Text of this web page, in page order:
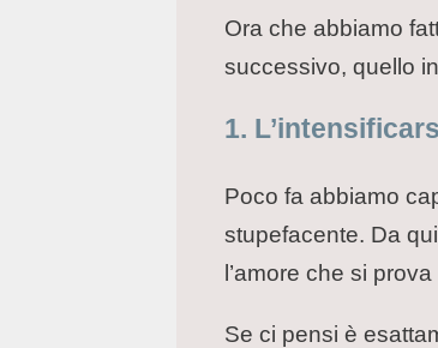
Ora che abbiamo
successivo, quello
1.
Poco fa abbiamo
stupefacente. Da
l’amore che si prova
Se ci pensi è